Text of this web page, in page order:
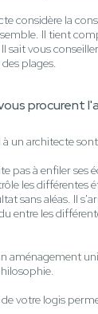
considère la
Il tient
sait vous
plages.
procurent
un architecte
pas à enfiler ses
les différentes
sans aléas. Il
entre les
aménagement
votre logis